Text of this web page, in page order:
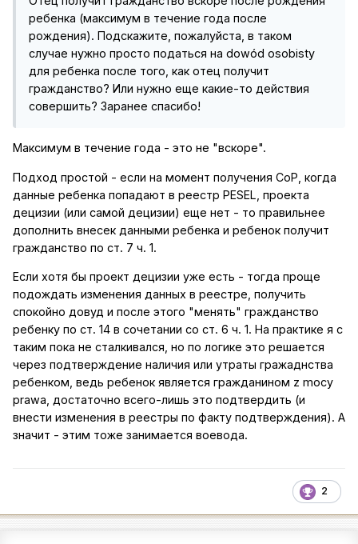
ребенка (максимум в течение года после
рождения). Подскажите, пожалуйста, в таком
случае нужно просто податься на dowód osobisty
для ребенка после того, как отец получит
гражданство? Или нужно еще какие-то действия
совершить? Заранее спасибо!
Максимум в течение года - это не "вскоре".
Подход простой - если на момент получения СоР, когда
данные ребенка попадают в реестр PESEL, проекта
децизии (или самой децизии) еще нет - то правильнее
дополнить внесек данными ребенка и ребенок получит
гражданство по ст. 7 ч. 1.
Если хотя бы проект децизии уже есть - тогда проще
подождать изменения данных в реестре, получить
спокойно довуд и после этого "менять" гражданство
ребенку по ст. 14 в сочетании со ст. 6 ч. 1. На практике я с
таким пока не сталкивался, но по логике это решается
через подтверждение наличия или утраты гражаднства
ребенком, ведь ребенок является гражданином z mocy
prawa, достаточно всего-лишь это подтвердить (и
внести изменения в реестры по факту подтверждения). А
значит - этим тоже занимается воевода.
2